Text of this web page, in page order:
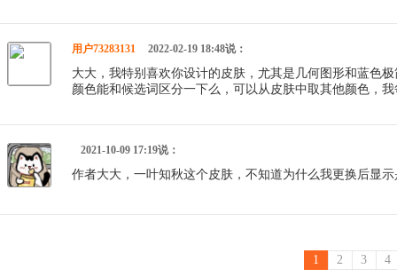
用户73283131 2022-02-19 18:48说：
大大，我特别喜欢你设计的皮肤，尤其是几何图形和蓝色
颜色能和候选词区分一下么，可以从皮肤中取其他颜色，
2021-10-09 17:19说：
作者大大，一叶知秋这个皮肤，不知道为什么我更换后显
1 2 3 4